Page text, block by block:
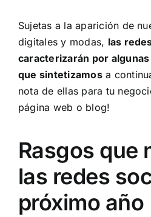
Sujetas a la aparición de
digitales y modas, las
caracterizarán por
que sintetizamosa
nota de ellas para tu
página web o blog!
Rasgos que
las redes
próximo año